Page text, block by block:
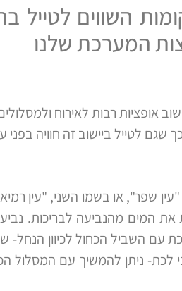
השווים לטייל
המערכת שלנו
אופציות רבות לאירוח
לטייל ביישוב זה חוויה בפני
שפר", או בשמו השני, "עין
את המים מהנביעה לבריכות.
עם השביל הכחול לכיוון הנחל-
לכת- ניתן להמשיך עם המסלול